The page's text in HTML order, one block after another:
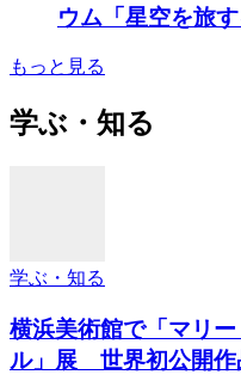
ウム「星空を旅す
もっと見る
学ぶ・知る
学ぶ・知る
横浜美術館で「マリ
ル」展 世界初公開作